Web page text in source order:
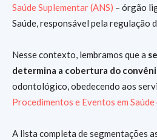
Saúde Suplementar (ANS) – órgão
Saúde, responsável pela regulação
Nesse contexto, lembramos que a
determina a cobertura do
odontológico, obedecendo aos
Procedimentos e Eventos em Saúde
A lista completa de segmentações